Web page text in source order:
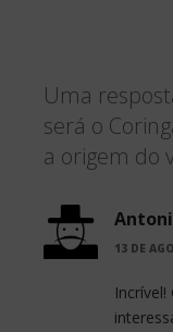
Uma
será o
a origem do
13 DE